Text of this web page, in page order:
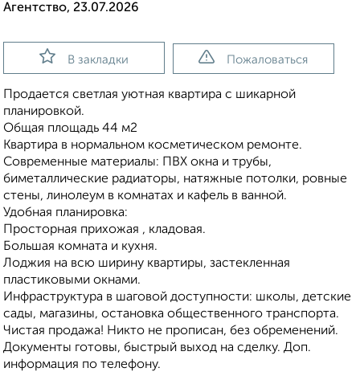
Агентство, 23.07.2026
В закладки Пожаловаться
Продается светлая уютная квартира с шикарной
планировкой.
Общая площадь 44 м2
Квартира в нормальном косметическом ремонте.
Современные материалы: ПВХ окна и трубы,
биметаллические радиаторы, натяжные потолки, ровные
стены, линолеум в комнатах и кафель в ванной.
Удобная планировка:
Просторная прихожая , кладовая.
Большая комната и кухня.
Лоджия на всю ширину квартиры, застекленная
пластиковыми окнами.
Инфраструктура в шаговой доступности: школы, детские
сады, магазины, остановка общественного транспорта.
Чистая продажа! Никто не прописан, без обременений.
Документы готовы, быстрый выход на сделку. Доп.
информация по телефону.